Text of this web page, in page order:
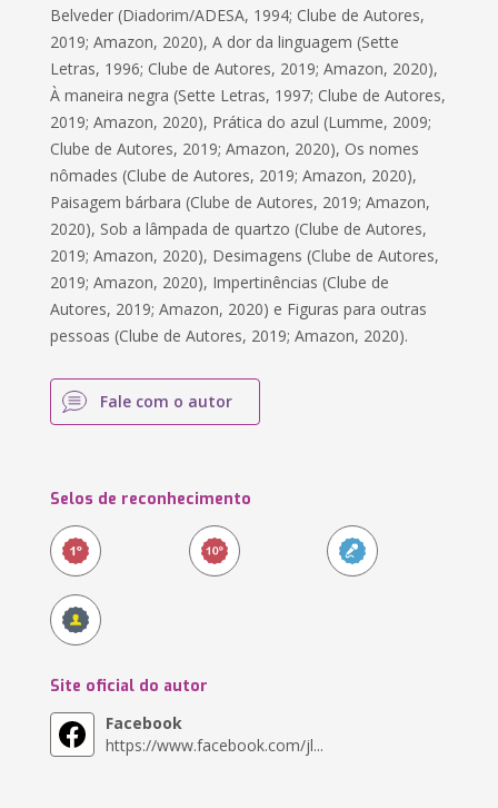
Belveder (Diadorim/ADESA, 1994; Clube de Autores,
2019; Amazon, 2020), A dor da linguagem (Sette
Letras, 1996; Clube de Autores, 2019; Amazon, 2020),
À maneira negra (Sette Letras, 1997; Clube de Autores,
2019; Amazon, 2020), Prática do azul (Lumme, 2009;
Clube de Autores, 2019; Amazon, 2020), Os nomes
nômades (Clube de Autores, 2019; Amazon, 2020),
Paisagem bárbara (Clube de Autores, 2019; Amazon,
2020), Sob a lâmpada de quartzo (Clube de Autores,
2019; Amazon, 2020), Desimagens (Clube de Autores,
2019; Amazon, 2020), Impertinências (Clube de
Autores, 2019; Amazon, 2020) e Figuras para outras
pessoas (Clube de Autores, 2019; Amazon, 2020).
Fale com o autor
Selos de reconhecimento
Site oficial do autor
Facebook
https://www.facebook.com/jl...